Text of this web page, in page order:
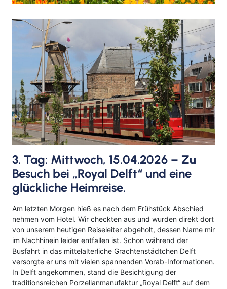
3. Tag: Mittwoch, 15.04.2026 – Zu
Besuch bei „Royal Delft“ und eine
glückliche Heimreise.
Am letzten Morgen hieß es nach dem Frühstück Abschied
nehmen vom Hotel. Wir checkten aus und wurden direkt dort
von unserem heutigen Reiseleiter abgeholt, dessen Name mir
im Nachhinein leider entfallen ist. Schon während der
Busfahrt in das mittelalterliche Grachtenstädtchen Delft
versorgte er uns mit vielen spannenden Vorab-Informationen.
In Delft angekommen, stand die Besichtigung der
traditionsreichen Porzellanmanufaktur „Royal Delft“ auf dem